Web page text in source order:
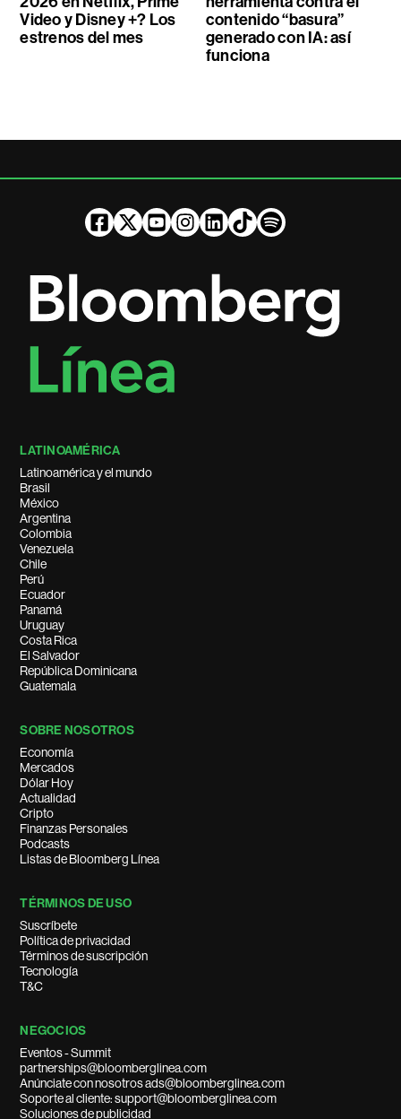
Video y Disney +? Los
estrenos del mes
contenido “basura”
generado con IA: así
funciona
LATINOAMÉRICA
Latinoamérica y el mundo
Brasil
México
Argentina
Colombia
Venezuela
Chile
Perú
Ecuador
Panamá
Uruguay
Costa Rica
El Salvador
República Dominicana
Guatemala
SOBRE NOSOTROS
Economía
Mercados
Dólar Hoy
Actualidad
Cripto
Finanzas Personales
Podcasts
Listas de Bloomberg Línea
TÉRMINOS DE USO
Suscríbete
Política de privacidad
Términos de suscripción
Tecnología
T&C
NEGOCIOS
Eventos - Summit
partnerships@bloomberglinea.com
Anúnciate con nosotros ads@bloomberglinea.com
Soporte al cliente: support@bloomberglinea.com
Soluciones de publicidad